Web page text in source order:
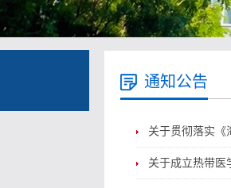
通知公告
关于贯彻落实《
关于成立热带医